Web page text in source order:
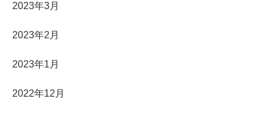
2023年3月
2023年2月
2023年1月
2022年12月